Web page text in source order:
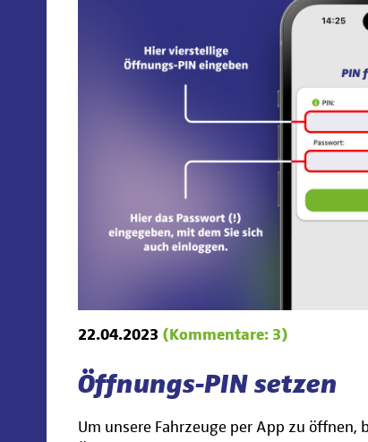
22.04.2023 (Kommentare: 3)
Öffnungs-PIN setzen
Um unsere Fahrzeuge per App zu öffnen,